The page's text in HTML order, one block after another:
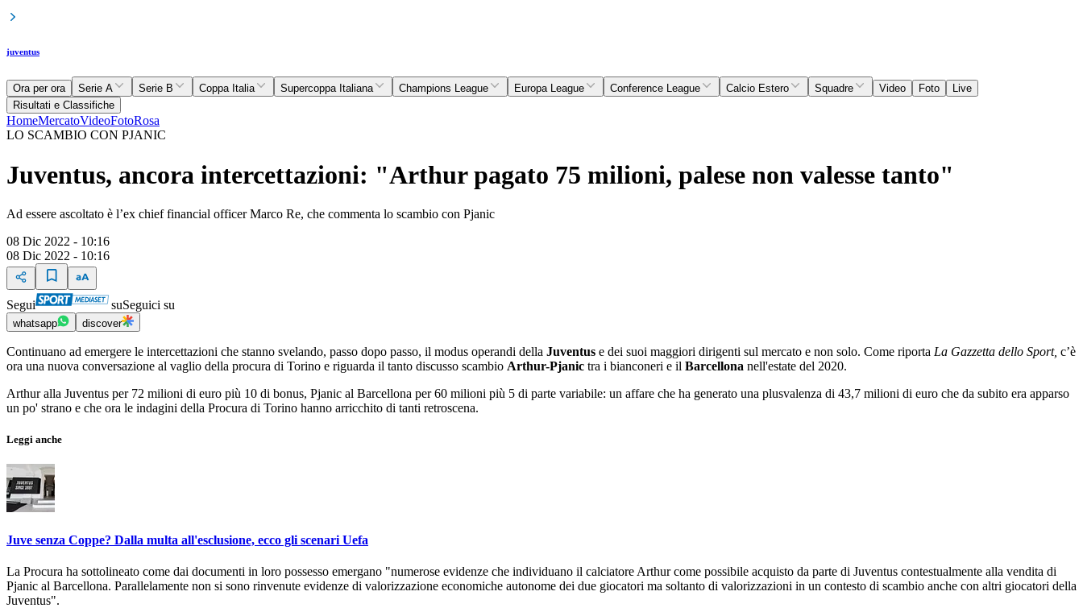
juventus
Ora per ora Serie A Serie B Coppa Italia Supercoppa Italiana Champions League Europa League Conference League Calcio Estero Squadre Video Foto
Live
Risultati e Classifiche
HomeMercatoVideoFotoRosa
LO SCAMBIO CON PJANIC
Juventus, ancora intercettazioni: "Arthur pagato 75 milioni, palese non valesse tanto"
Ad essere ascoltato è l’ex chief financial officer Marco Re, che commenta lo scambio con Pjanic
08 Dic 2022 - 10:16
08 Dic 2022 - 10:16
Segui suSeguici su
whatsapp discover
Continuano ad emergere le intercettazioni che stanno svelando, passo dopo passo, il modus operandi della Juventus e dei suoi maggiori dirigenti sul mercato e non solo. Come riporta La Gazzetta dello Sport, c’è
ora una nuova conversazione al vaglio della procura di Torino e riguarda il tanto discusso scambio Arthur-Pjanic tra i bianconeri e il Barcellona nell'estate del 2020.
Arthur alla Juventus per 72 milioni di euro più 10 di bonus, Pjanic al Barcellona per 60 milioni più 5 di parte variabile: un affare che ha generato una plusvalenza di 43,7 milioni di euro che da subito era apparso
un po' strano e che ora le indagini della Procura di Torino hanno arricchito di tanti retroscena.
Leggi anche
Juve senza Coppe? Dalla multa all'esclusione, ecco gli scenari Uefa
La Procura ha sottolineato come dai documenti in loro possesso emergano "numerose evidenze che individuano il calciatore Arthur come possibile acquisto da parte di Juventus contestualmente alla vendita di
Pjanic al Barcellona. Parallelamente non si sono rinvenute evidenze di valorizzazione economiche autonome dei due giocatori ma soltanto di valorizzazioni in un contesto di scambio anche con altri giocatori della
Juventus".